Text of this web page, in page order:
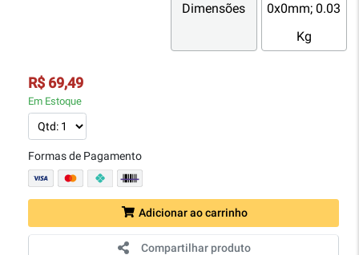
Dimensões
0x0mm; 0.03
Kg
R$ 69,49
Em Estoque
Formas de Pagamento
Adicionar ao carrinho
Compartilhar produto